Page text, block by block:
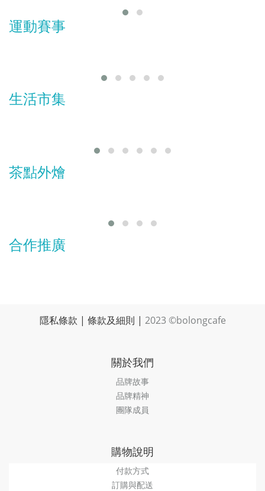
運動賽事
生活市集
茶點外燴
合作推廣
隱私條款 | 條款及細則 | 2023 ©bolongcafe
關於我們
品牌故事
品牌精神
團隊成員
購物說明
付款方式
訂購與配送